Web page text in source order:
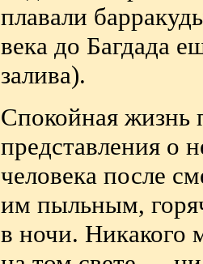
плавали
века до Багдада
залива).
Спокойная жизнь
представления о
человека после
им пыльным,
в ночи. Никакого